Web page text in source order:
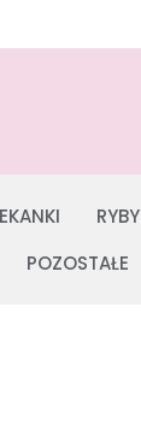
RYBY
POZOSTAŁE